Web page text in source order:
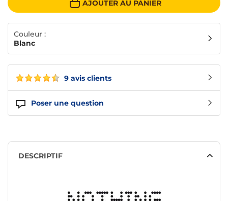
9 avis clients
Poser une question
AJOUTER AU PANIER
Couleur :
Blanc
DESCRIPTIF